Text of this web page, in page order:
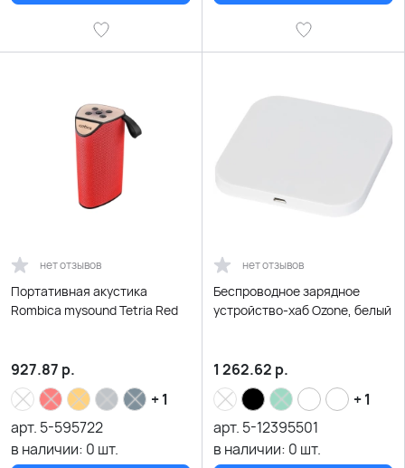
нет отзывов
Портативная акустика
Rombica mysound Tetria Red
927.87 р.
+ 1
арт. 5-595722
в наличии: 0 шт.
нет отзывов
Беспроводное зарядное
устройство-хаб Ozone, белый
1 262.62 р.
+ 1
арт. 5-12395501
в наличии: 0 шт.